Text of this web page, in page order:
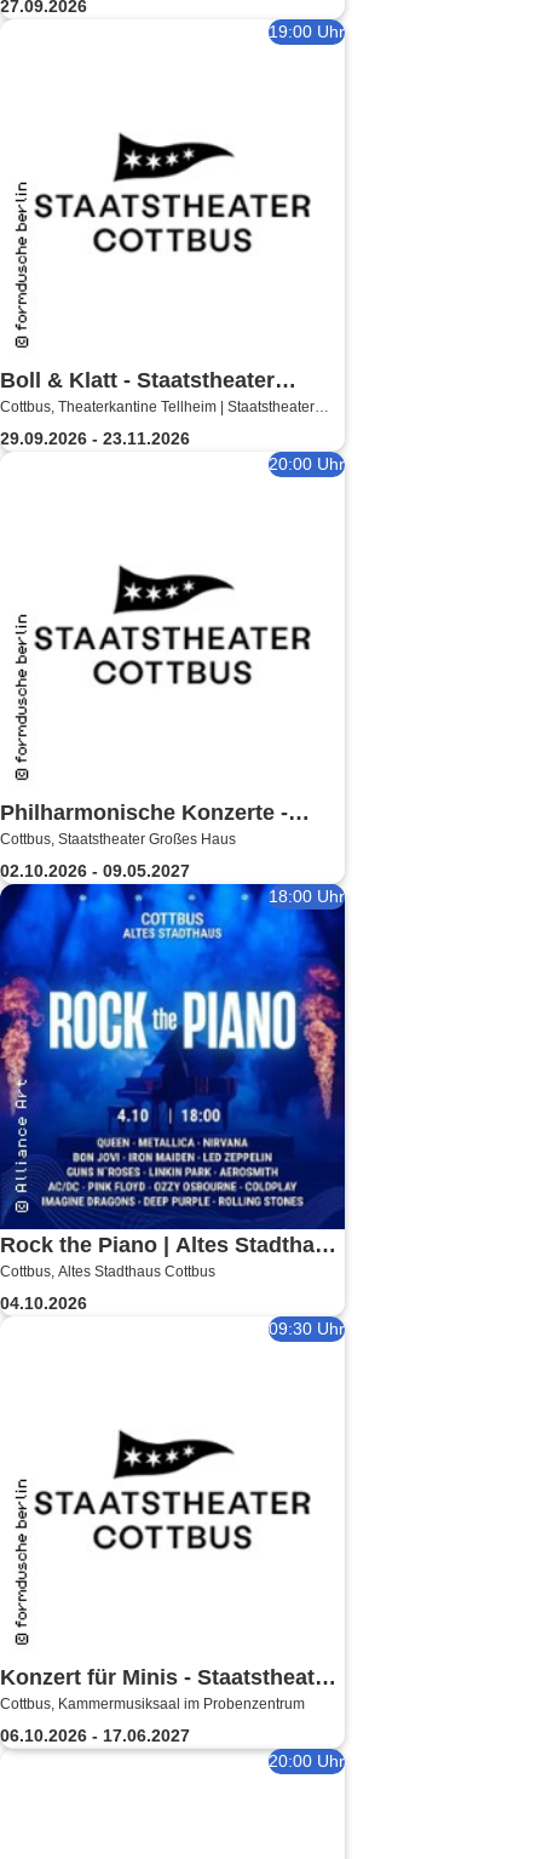
27.09.2026
19:00 Uhr
Boll & Klatt - Staatstheater
Cottbus
Cottbus, Theaterkantine Tellheim | Staatstheater
29.09.2026 - 23.11.2026
20:00 Uhr
Philharmonische Konzerte -
Staatstheater Cottbus
Cottbus, Staatstheater Großes Haus
02.10.2026 - 09.05.2027
18:00 Uhr
Rock the Piano | Altes Stadthaus
Cottbus
Cottbus, Altes Stadthaus Cottbus
04.10.2026
09:30 Uhr
Konzert für Minis - Staatstheater
Cottbus
Cottbus, Kammermusiksaal im Probenzentrum
06.10.2026 - 17.06.2027
20:00 Uhr